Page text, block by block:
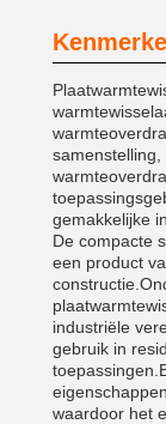
gemakkelijke
De compacte
een product
industriële
gebruik in
waardoor het